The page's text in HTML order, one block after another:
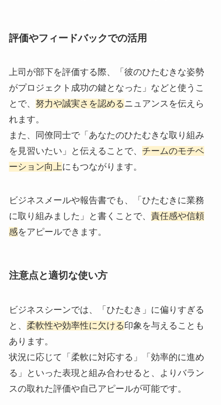
評価やフィードバックでの活用
上司が部下を評価する際、「彼のひたむきな姿勢
がプロジェクト成功の鍵となった」などと使うこ
とで、 努力や誠実さを認めるニュアンスを伝えら
れます。
また、同僚同士で「あなたのひたむきな取り組み
を見習いたい」と伝えることで、 チームのモチベ
ーション向上にもつながります。
ビジネスメールや報告書でも、「ひたむきに業務
に取り組みました」と書くことで、 責任感や信頼
感をアピールできます。
注意点と適切な使い方
ビジネスシーンでは、「ひたむき」に偏りすぎる
と、 柔軟性や効率性に欠ける印象を与えることも
あります。
状況に応じて「柔軟に対応する」「効率的に進め
る」といった表現と組み合わせると、よりバラン
スの取れた評価や自己アピールが可能です。